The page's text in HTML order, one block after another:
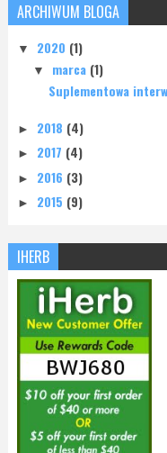
ARCHIWUM BLOGA
▼ 2020 (1)
▼ marca (1)
Suplementowa
► 2018 (4)
► 2017 (4)
► 2016 (3)
► 2015 (9)
IHERB